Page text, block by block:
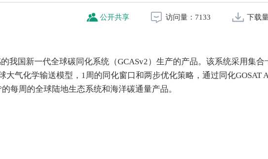
公开共享 访问量： 7133 下载
我国新一代全球碳同化系统（GCASv2）生产的产品。该系统采用集合
大气化学输送模型，1周的同化窗口和两步优化策略，通过同化GOSAT
每周的全球陆地生态系统和海洋碳通量产品。